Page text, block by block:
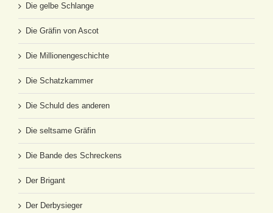
Die gelbe Schlange
Die Gräfin von Ascot
Die Millionengeschichte
Die Schatzkammer
Die Schuld des anderen
Die seltsame Gräfin
Die Bande des Schreckens
Der Brigant
Der Derbysieger